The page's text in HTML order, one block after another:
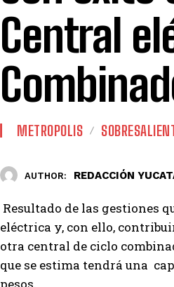
Central
METROPOLIS
AUTHOR: REDACCIÓN
Resultado de las gestiones
eléctrica y, con ello,
otra central de ciclo
que se estima tendrá una